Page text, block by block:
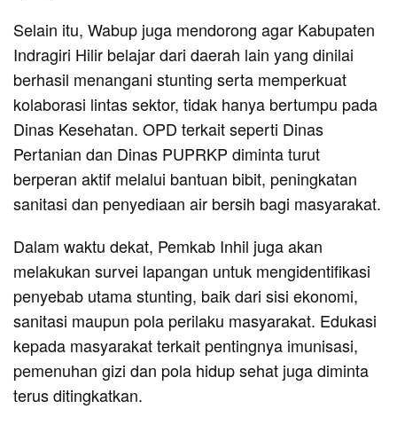
Selain itu, Wabup juga mendorong agar Kabupaten
Indragiri Hilir belajar dari daerah lain yang dinilai
berhasil menangani stunting serta memperkuat
kolaborasi lintas sektor, tidak hanya bertumpu pada
Dinas Kesehatan. OPD terkait seperti Dinas
Pertanian dan Dinas PUPRKP diminta turut
berperan aktif melalui bantuan bibit, peningkatan
sanitasi dan penyediaan air bersih bagi masyarakat.
Dalam waktu dekat, Pemkab Inhil juga akan
melakukan survei lapangan untuk mengidentifikasi
penyebab utama stunting, baik dari sisi ekonomi,
sanitasi maupun pola perilaku masyarakat. Edukasi
kepada masyarakat terkait pentingnya imunisasi,
pemenuhan gizi dan pola hidup sehat juga diminta
terus ditingkatkan.